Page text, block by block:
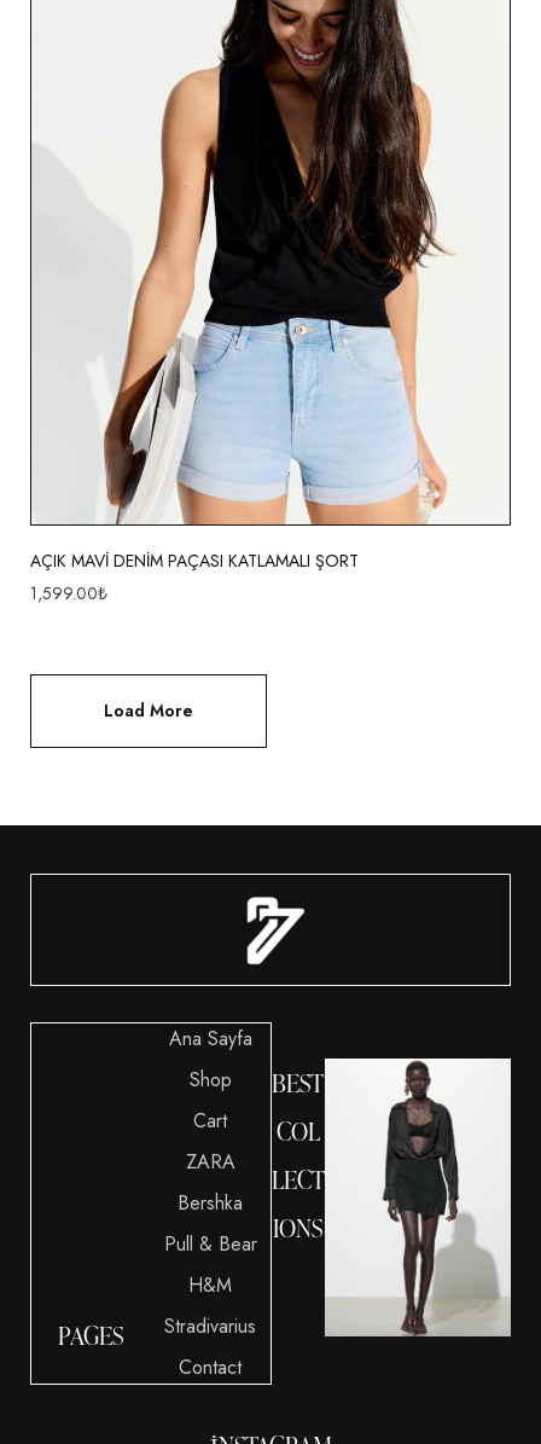
AÇIK MAVİ DENİM PAÇASI KATLAMALI ŞORT
1,599.00₺
Load More
PAGES
Ana Sayfa
Shop
Cart
ZARA
Bershka
Pull & Bear
H&M
Stradivarius
Contact
BEST
COL
LECT
IONS